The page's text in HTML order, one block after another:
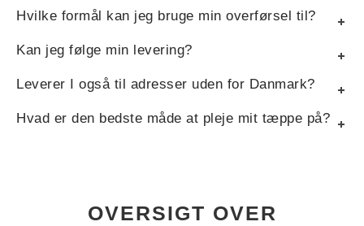
Hvilke formål kan jeg bruge min overførsel til?
Kan jeg følge min levering?
Leverer I også til adresser uden for Danmark?
Hvad er den bedste måde at pleje mit tæppe på?
OVERSIGT OVER